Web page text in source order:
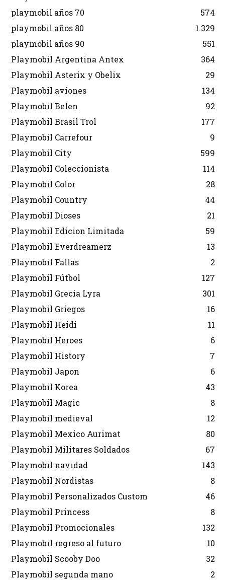
playmobil años 70
574
playmobil años 80
1.329
playmobil años 90
551
Playmobil Argentina Antex
364
Playmobil Asterix y Obelix
29
Playmobil aviones
134
Playmobil Belen
92
Playmobil Brasil Trol
177
Playmobil Carrefour
9
Playmobil City
599
Playmobil Coleccionista
114
Playmobil Color
28
Playmobil Country
44
Playmobil Dioses
21
Playmobil Edicion Limitada
59
Playmobil Everdreamerz
13
Playmobil Fallas
2
Playmobil Fútbol
127
Playmobil Grecia Lyra
301
Playmobil Griegos
16
Playmobil Heidi
11
Playmobil Heroes
6
Playmobil History
7
Playmobil Japon
6
Playmobil Korea
43
Playmobil Magic
8
Playmobil medieval
12
Playmobil Mexico Aurimat
80
Playmobil Militares Soldados
67
Playmobil navidad
143
Playmobil Nordistas
8
Playmobil Personalizados Custom
46
Playmobil Princess
8
Playmobil Promocionales
132
Playmobil regreso al futuro
10
Playmobil Scooby Doo
32
Playmobil segunda mano
2